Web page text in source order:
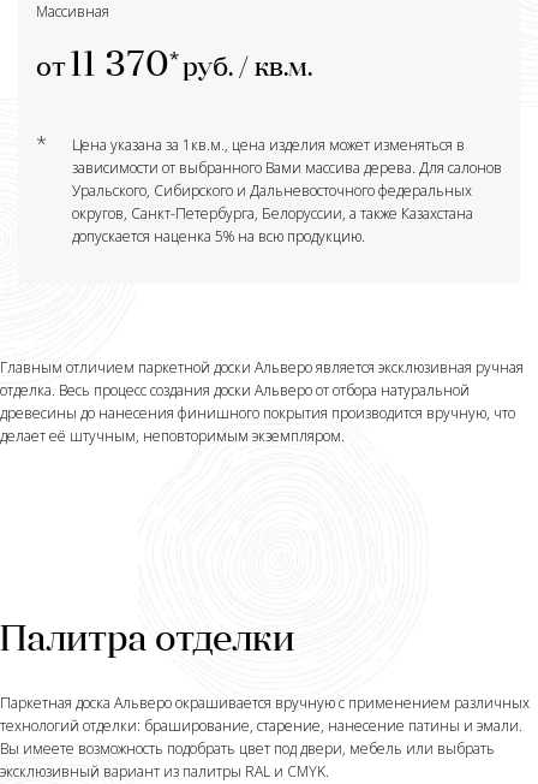
Массивная
от11 370 руб. / кв.м.
*
Цена указана за 1кв.м., цена изделия может изменяться в
зависимости от выбранного Вами массива дерева. Для салонов
Уральского, Сибирского и Дальневосточного федеральных
округов, Санкт-Петербурга, Белоруссии, а также Казахстана
допускается наценка 5% на всю продукцию.
Главным отличием паркетной доски Альверо является эксклюзивная ручная
отделка. Весь процесс создания доски Альверо от отбора натуральной
древесины до нанесения финишного покрытия производится вручную, что
делает её штучным, неповторимым экземпляром.
Палитра отделки
Паркетная доска Альверо окрашивается вручную с применением различных
технологий отделки: браширование, старение, нанесение патины и эмали.
Вы имеете возможность подобрать цвет под двери, мебель или выбрать
эксклюзивный вариант из палитры RAL и CMYK.